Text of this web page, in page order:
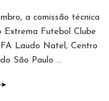
a comissão técnica
Futebol Clube
Laudo Natel, Centro
São Paulo …